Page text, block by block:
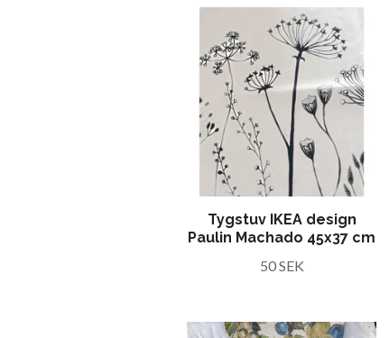
Tygstuv IKEA design
Paulin Machado 45x37 cm
50 SEK